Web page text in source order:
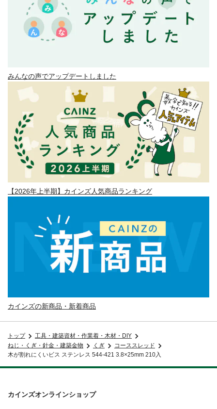
みんなの声でアップデートしました
【2026年上半期】カインズ人気商品ランキング
カインズの新商品・新着商品
トップ
工具・建築資材・作業着・木材・DIY
ねじ・くぎ・針金・建築金物
くぎ
コーススレッド
木が割れにくいビス ステンレス 544-421 3.8×25mm 210入
カインズオンラインショップ